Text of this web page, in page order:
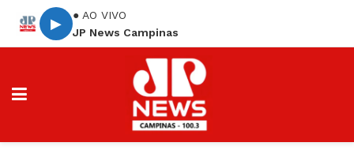
▶
● AO VIVO
JP News Campinas